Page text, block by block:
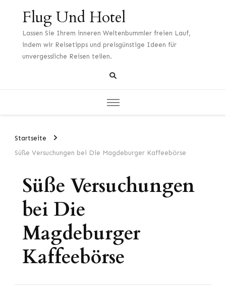
Flug Und Hotel
Lassen Sie Ihrem inneren Weltenbummler freien Lauf,
indem wir Reisetipps und preisgünstige Ideen für
unvergessliche Reisen teilen.
Startseite
Süße Versuchungen bei Die Magdeburger Kaffeebörse
Süße Versuchungen
bei Die
Magdeburger
Kaffeebörse